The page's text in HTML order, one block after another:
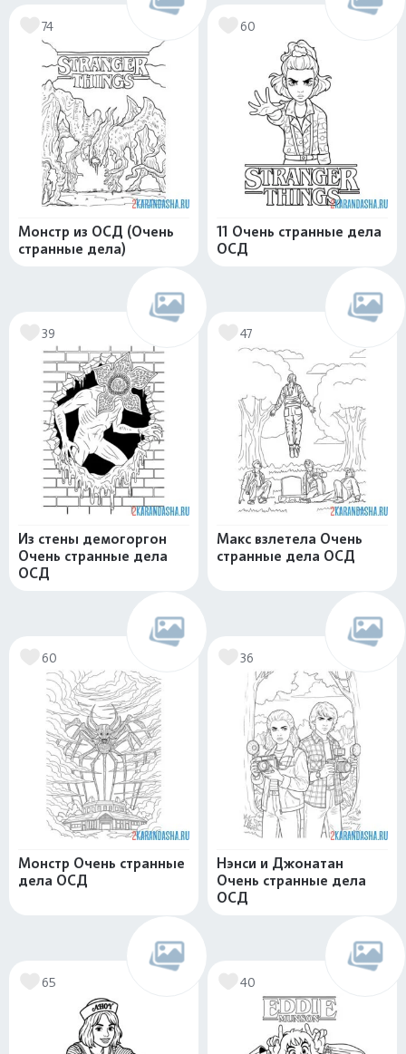
74
Монстр из ОСД (Очень
странные дела)
60
11 Очень странные дела
ОСД
39
Из стены демогоргон
Очень странные дела
ОСД
47
Макс взлетела Очень
странные дела ОСД
60
Монстр Очень странные
дела ОСД
36
Нэнси и Джонатан
Очень странные дела
ОСД
65 40